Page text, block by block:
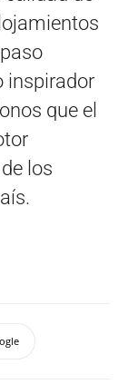
inspirador
que el
los